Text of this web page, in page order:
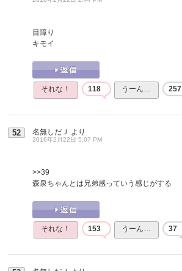
目障り
キモイ
それな！ 118 うーん… 257
52 名無しだＪ より
2016年2月22日 5:07 PM
>>39
森泉ちゃんとは兄弟感っていう感じがする
それな！ 153 うーん… 37